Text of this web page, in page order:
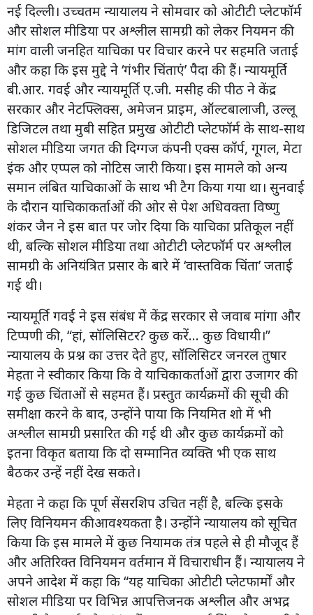
नई दिल्ली। उच्चतम न्यायालय ने सोमवार को ओटीटी प्लेटफॉर्म
और सोशल मीडिया पर अश्लील सामग्री को लेकर नियमन की
मांग वाली जनहित याचिका पर विचार करने पर सहमति जताई
और कहा कि इस मुद्दे ने ‘गंभीर चिंताएं’ पैदा की हैं। न्यायमूर्ति
बी.आर. गवई और न्यायमूर्ति ए.जी. मसीह की पीठ ने केंद्र
सरकार और नेटफ्लिक्स, अमेजन प्राइम, ऑल्टबालाजी, उल्लू
डिजिटल तथा मुबी सहित प्रमुख ओटीटी प्लेटफॉर्म के साथ-साथ
सोशल मीडिया जगत की दिग्गज कंपनी एक्स कॉर्प, गूगल, मेटा
इंक और एप्पल को नोटिस जारी किया। इस मामले को अन्य
समान लंबित याचिकाओं के साथ भी टैग किया गया था। सुनवाई
के दौरान याचिकाकर्ताओं की ओर से पेश अधिवक्ता विष्णु
शंकर जैन ने इस बात पर जोर दिया कि याचिका प्रतिकूल नहीं
थी, बल्कि सोशल मीडिया तथा ओटीटी प्लेटफॉर्म पर अश्लील
सामग्री के अनियंत्रित प्रसार के बारे में ‘वास्तविक चिंता’ जताई
गई थी।
न्यायमूर्ति गवई ने इस संबंध में केंद्र सरकार से जवाब मांगा और
टिप्पणी की, “हां, सॉलिसिटर? कुछ करें... कुछ विधायी।”
न्यायालय के प्रश्न का उत्तर देते हुए, सॉलिसिटर जनरल तुषार
मेहता ने स्वीकार किया कि वे याचिकाकर्ताओं द्वारा उजागर की
गई कुछ चिंताओं से सहमत हैं। प्रस्तुत कार्यक्रमों की सूची की
समीक्षा करने के बाद, उन्होंने पाया कि नियमित शो में भी
अश्लील सामग्री प्रसारित की गई थी और कुछ कार्यक्रमों को
इतना विकृत बताया कि दो सम्मानित व्यक्ति भी एक साथ
बैठकर उन्हें नहीं देख सकते।
मेहता ने कहा कि पूर्ण सेंसरशिप उचित नहीं है, बल्कि इसके
लिए विनियमन कीआवश्यकता है। उन्होंने न्यायालय को सूचित
किया कि इस मामले में कुछ नियामक तंत्र पहले से ही मौजूद हैं
और अतिरिक्त विनियमन वर्तमान में विचाराधीन हैं। न्यायालय ने
अपने आदेश में कहा कि “यह याचिका ओटीटी प्लेटफार्मों और
सोशल मीडिया पर विभिन्न आपत्तिजनक अश्लील और अभद्र